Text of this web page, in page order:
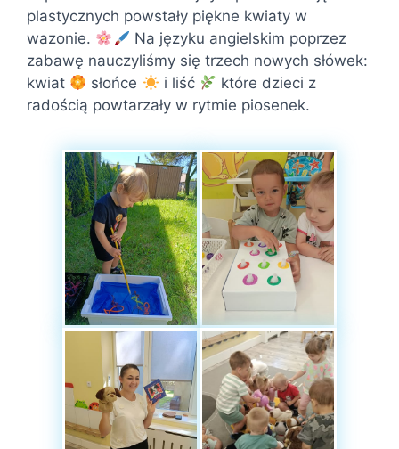
plastycznych powstały piękne kwiaty w
wazonie.
Na języku angielskim poprzez
zabawę nauczyliśmy się trzech nowych słówek:
kwiat
słońce i liść
które dzieci z
radością powtarzały w rytmie piosenek.